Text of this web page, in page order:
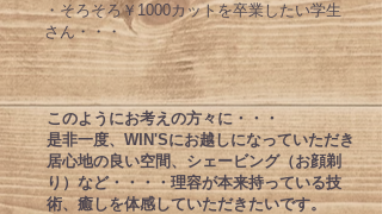
​・そろそろ￥1000カットを卒業したい学生
さん・・・
​このようにお考えの方々に・・・
是非一度、WIN'Sにお越しになっていただき
居心地の良い空間、シェービング（お顔剃
り）など・・・・理容が本来持っている技
術、癒しを体感していただきたいです。